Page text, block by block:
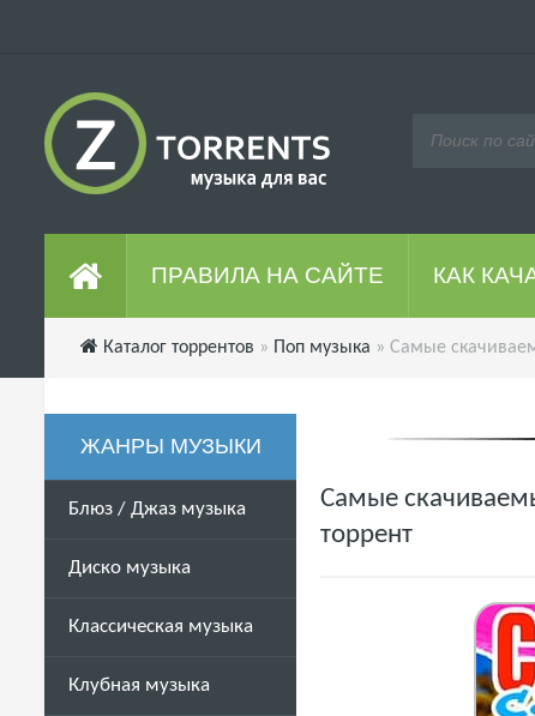
ПРАВИЛА НА САЙТЕ КАК
Каталог торрентов » Поп музыка » Самые
ЖАНРЫ МУЗЫКИ
Блюз / Джаз музыка
Диско музыка
Классическая музыка
Клубная музыка
Самые
торрент